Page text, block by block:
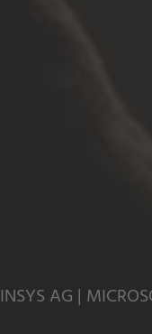
INSYS AG |